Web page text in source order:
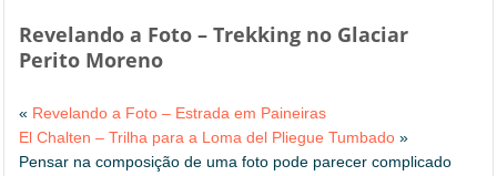
Revelando a Foto – Trekking no Glaciar
Perito Moreno
« Revelando a Foto – Estrada em Paineiras
El Chalten – Trilha para a Loma del Pliegue Tumbado »
Pensar na composição de uma foto pode parecer complicado